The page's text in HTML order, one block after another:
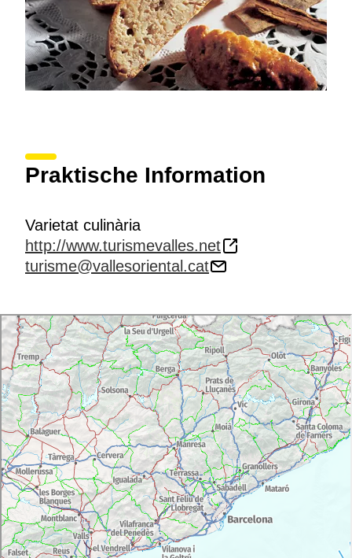
Praktische Information
Varietat culinària
http://www.turismevalles.net
turisme@vallesoriental.cat